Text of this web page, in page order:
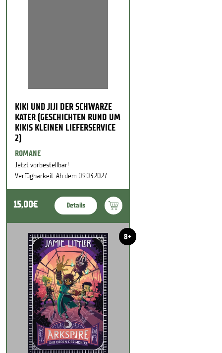
KIKI UND JIJI DER SCHWARZE
KATER (GESCHICHTEN RUND UM
KIKIS KLEINEN LIEFERSERVICE
2)
ROMANE
Jetzt vorbestellbar!
Verfügbarkeit: Ab dem 09.03.2027
15,00€ Details
8+